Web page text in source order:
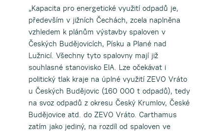
„Kapacita pro energetické využití odpadů je,
především v jižních Čechách, zcela naplněna
vzhledem k plánům výstavby spaloven v
Českých Budějovicích, Písku a Plané nad
Lužnicí. Všechny tyto spalovny mají již
souhlasné stanovisko EIA. Lze očekávat i
politický tlak kraje na úplné využití ZEVO Vráto
u Českých Budějovic (160 000 t odpadů), tedy
na svoz odpadů z okresu Český Krumlov, České
Budějovice atd. do ZEVO Vráto. Carthamus
zatím jako jediný, na rozdíl od spaloven ve